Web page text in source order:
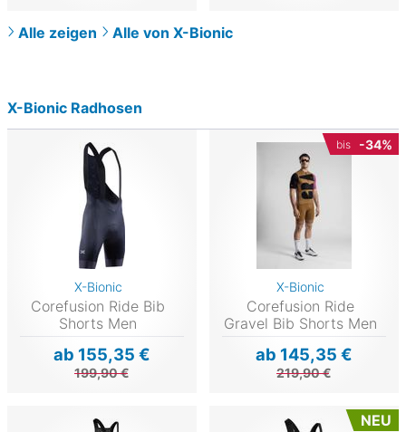
Alle zeigen Alle von X-Bionic
X-Bionic Radhosen
X-Bionic
Corefusion Ride Bib
Shorts Men
ab 155,35 €
199,90 €
bis -34%
X-Bionic
Corefusion Ride
Gravel Bib Shorts Men
ab 145,35 €
219,90 €
NEU